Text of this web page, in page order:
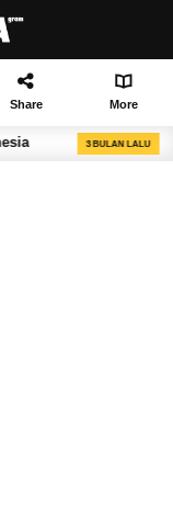
Share More
LALU Set Up a